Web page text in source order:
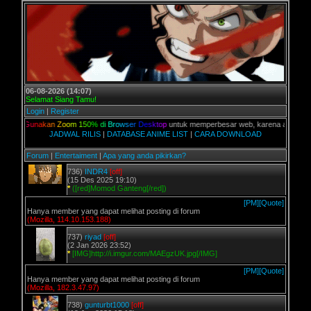
06-08-2026 (14:07)
Selamat Siang Tamu!
Login | Register
an Zoom 150% di Brows er Desktopuntuk memperbesar web, karena aslinya web
JADWAL RILIS | DATABASE ANIME LIST | CARA DOWNLOAD
Forum | Entertaiment | Apa yang anda pikirkan?
736) INDR4 [off]
(15 Des 2025 19:10)
* ([red]Momod Ganteng[/red])
[PM][Quote]
Hanya member yang dapat melihat posting di forum
(Mozilla, 114.10.153.188)
737) riyad [off]
(2 Jan 2026 23:52)
* [IMG]http://i.imgur.com/MAEgzUK.jpg[/IMG]
[PM][Quote]
Hanya member yang dapat melihat posting di forum
(Mozilla, 182.3.47.97)
738) gunturbt1000 [off]